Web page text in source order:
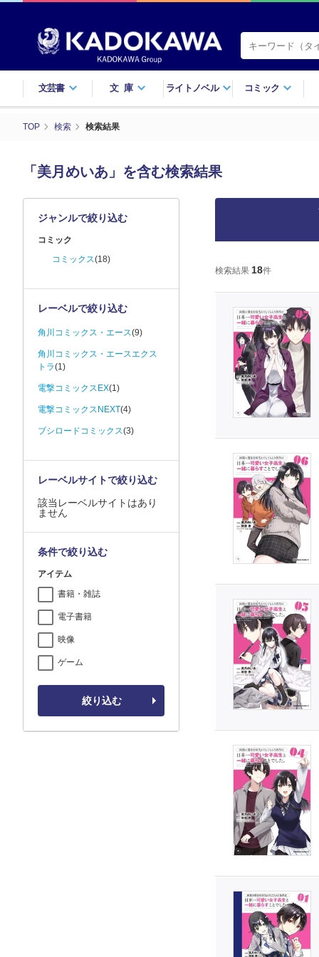
文芸書 文庫 ライトノベル コミック
TOP 検索 検索結果
「美月めいあ」を含む検索結果
検索結果 18件
ジャンルで絞り込む
コミック
コミックス(18)
レーベルで絞り込む
角川コミックス・エース(9)
角川コミックス・エースエクス
トラ(1)
電撃コミックスEX(1)
電撃コミックスNEXT(4)
ブシロードコミックス(3)
レーベルサイトで絞り込む
該当レーベルサイトはあり
ません
条件で絞り込む
アイテム
書籍・雑誌
電子書籍
映像
ゲーム
絞り込む